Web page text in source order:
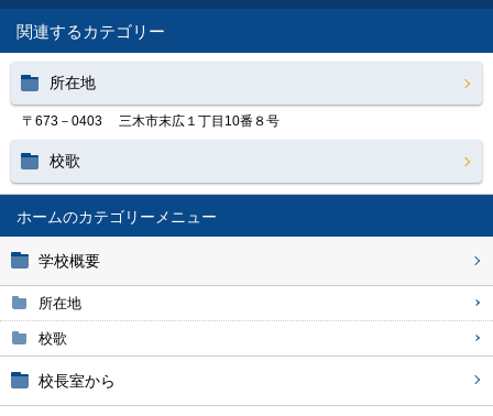
ホーム
学校概要
所在地
校歌
校長室から
関連するカテゴリー
所在地
〒673－0403 三木市末広１丁目10番８号
校歌